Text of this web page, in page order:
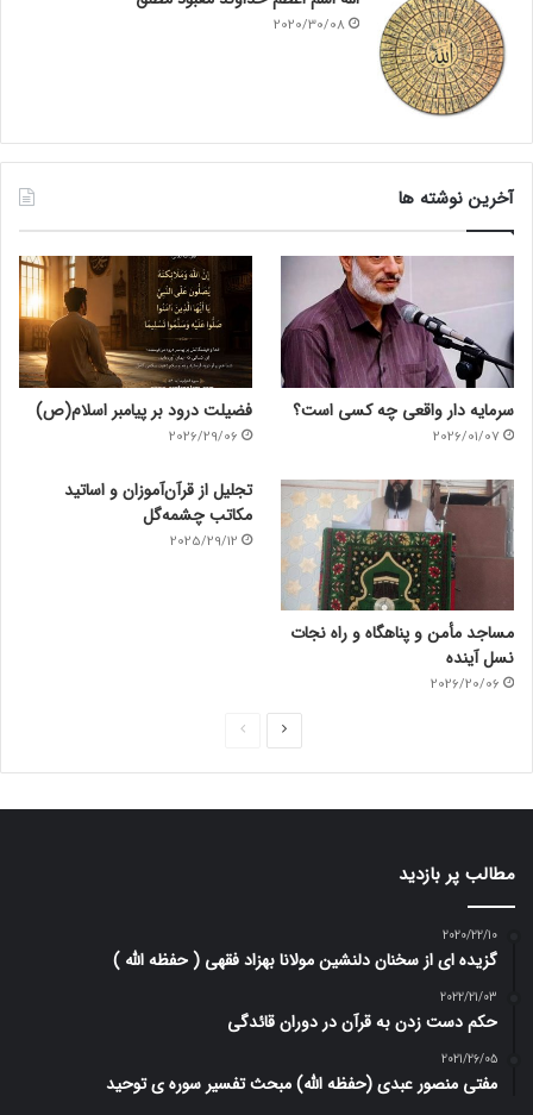
2020/30/08
آخرین نوشته ها
سرمایه دار واقعی چه کسی است؟
2026/01/07
فضیلت درود بر پیامبر اسلام(ص)
2026/29/06
مساجد مأمن و پناهگاه و راه نجات
نسل آینده
2026/20/06
تجلیل از قرآن‌آموزان و اساتید
مکاتب چشمه‌گل
2025/29/12
ی
ی
مطالب پر بازدید
2020/22/10
گزیده ای از سخنان دلنشین مولانا بهزاد فقهی ( حفظه الله )
2022/21/03
حکم دست زدن به قرآن در دوران قائدگی
2021/26/05
مفتی منصور عبدی (حفظه الله) مبحث تفسیر سوره ی توحید